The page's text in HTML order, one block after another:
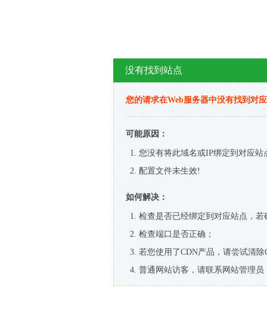
没有找到站点
您的请求在Web服务器中没有找到对
可能原因：
您没有将此域名或IP绑定到对应站
配置文件未生效!
如何解决：
检查是否已经绑定到对应站点，
检查端口是否正确；
若您使用了CDN产品，请尝试清除
普通网站访客，请联系网站管理员